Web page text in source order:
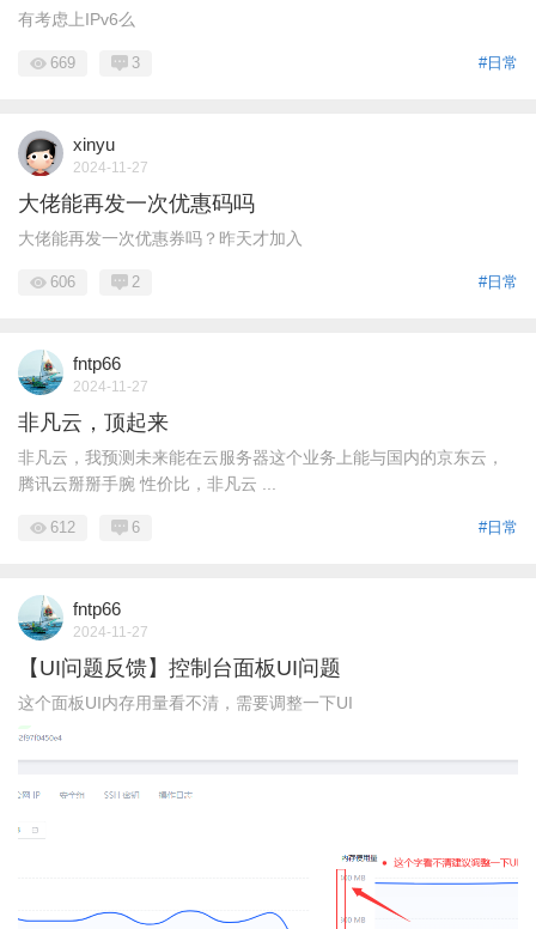
有考虑上IPv6么
#日常
669 3
xinyu
2024-11-27
大佬能再发一次优惠码吗
大佬能再发一次优惠券吗？昨天才加入
#日常
606 2
fntp66
2024-11-27
非凡云，顶起来
非凡云，我预测未来能在云服务器这个业务上能与国内的京东云，
腾讯云掰掰手腕 性价比，非凡云 ...
#日常
612 6
fntp66
2024-11-27
【UI问题反馈】控制台面板UI问题
这个面板UI内存用量看不清，需要调整一下UI